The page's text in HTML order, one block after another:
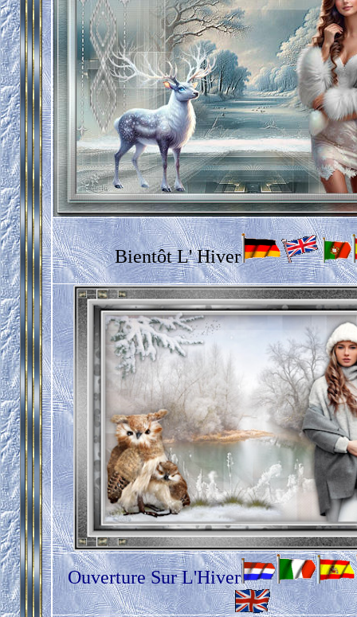
Bientôt L' Hiver
Ouverture Sur L'Hiver